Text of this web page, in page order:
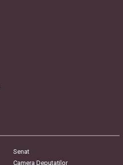
Senat
Camera Deputaților